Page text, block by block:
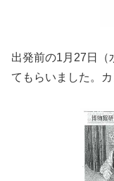
出発前の1月27日（
てもらいました。